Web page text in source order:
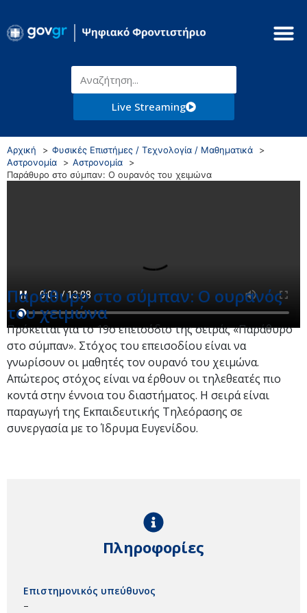
Live Streaming
Αρχική
Φυσικές Επιστήμες / Τεχνολογία / Μαθηματικά
Αστρονομία
Αστρονομία
Παράθυρο στο σύμπαν: Ο ουρανός του χειμώνα
Παράθυρο στο σύμπαν: Ο ουρανός
του χειμώνα
Πρόκειται για το 19ο επεισόδιο της σειράς «Παράθυρο
στο σύμπαν». Στόχος του επεισοδίου είναι να
γνωρίσουν οι μαθητές τον ουρανό του χειμώνα.
Απώτερος στόχος είναι να έρθουν οι τηλεθεατές πιο
κοντά στην έννοια του διαστήματος. Η σειρά είναι
παραγωγή της Εκπαιδευτικής Τηλεόρασης σε
συνεργασία με το Ίδρυμα Ευγενίδου.
Πληροφορίες
Επιστημονικός υπεύθυνος
–